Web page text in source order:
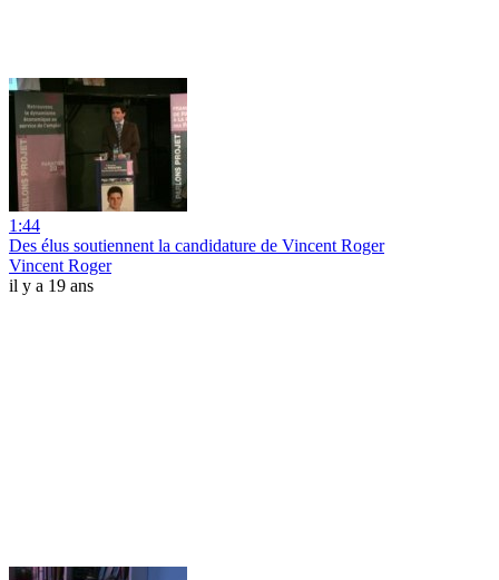
1:44
Des élus soutiennent la candidature de Vincent Roger
Vincent Roger
il y a 19 ans